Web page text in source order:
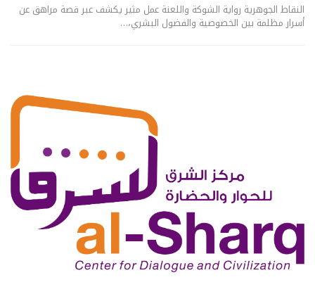
النقاط الجوهرية رواية الشوكة واللعنة عمل مثير يكشف عبر قصة مراهق عن
أسرار مظلمة بين الخصوصية والفضول البشري،…